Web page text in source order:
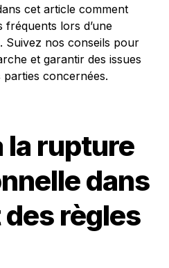
cet article comment
fréquents lors d’une
Suivez nos conseils pour
et garantir des issues
concernées.
la rupture
dans
règles